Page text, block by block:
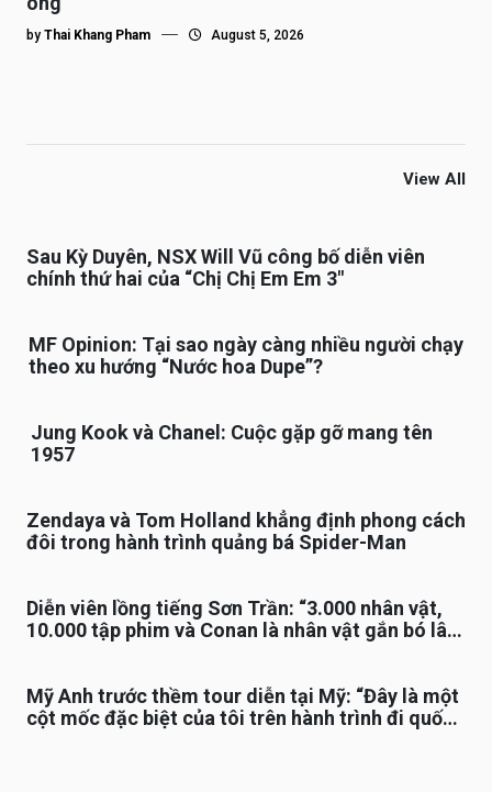
by Thai Khang Pham August 5, 2026
View All
Sau Kỳ Duyên, NSX Will Vũ công bố diễn viên
chính thứ hai của “Chị Chị Em Em 3″
MF Opinion: Tại sao ngày càng nhiều người chạy
theo xu hướng “Nước hoa Dupe”?
Jung Kook và Chanel: Cuộc gặp gỡ mang tên
1957
Zendaya và Tom Holland khẳng định phong cách
đôi trong hành trình quảng bá Spider-Man
Diễn viên lồng tiếng Sơn Trần: “3.000 nhân vật,
10.000 tập phim và Conan là nhân vật gắn bó lâu
Mỹ Anh trước thềm tour diễn tại Mỹ: “Đây là một
cột mốc đặc biệt của tôi trên hành trình đi quốc